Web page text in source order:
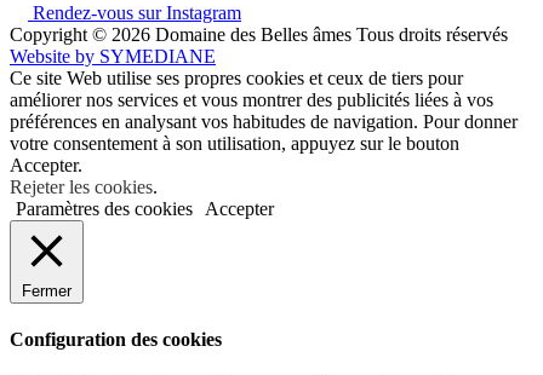
Rendez-vous sur Instagram
Copyright © 2026 Domaine des Belles âmes Tous droits réservés
Website by SYMEDIANE
Ce site Web utilise ses propres cookies et ceux de tiers pour
améliorer nos services et vous montrer des publicités liées à vos
préférences en analysant vos habitudes de navigation. Pour donner
votre consentement à son utilisation, appuyez sur le bouton
Accepter.
Rejeter les cookies.
Paramètres des cookies
Accepter
Fermer
Configuration des cookies